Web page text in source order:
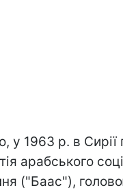
у 1963 р. в
арабського
("Баас"),